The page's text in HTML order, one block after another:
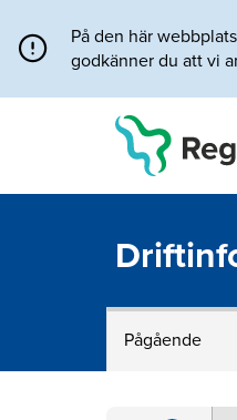
På den här
godkänner du att vi
Pågående